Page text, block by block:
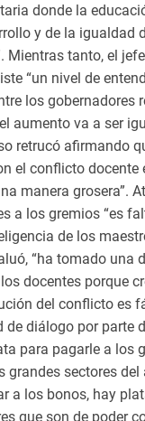
donde la
y de la igualdad
Mientras tanto, el
“un nivel de
los gobernadores
aumento va a ser
retrucó afirmando
el conflicto docente
manera grosera”.
a los gremios “es
de los
“ha tomado una
docentes porque
del conflicto es
de diálogo por parte
para pagarle a los
grandes sectores del
a los bonos, hay
que son de poder